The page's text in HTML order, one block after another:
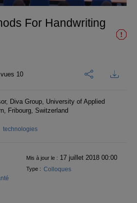
vidéo
For Handwriting
10
Diva Group, University of Applied
Fribourg, Switzerland
technologies
Mis à jour le : 17 juillet 2018 00:00
Type : Colloques